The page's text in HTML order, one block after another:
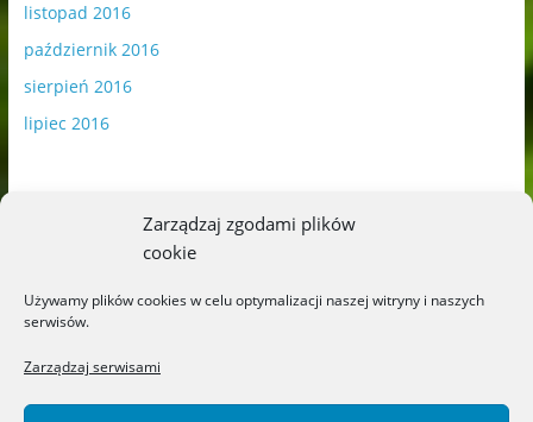
Zarządzaj zgodami plików
cookie
Używamy plików cookies w celu optymalizacji naszej witryny i naszych
serwisów.
Zarządzaj serwisami
listopad 2016
październik 2016
sierpień 2016
lipiec 2016